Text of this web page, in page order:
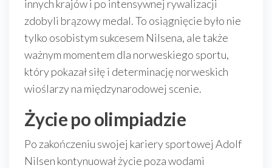
innych krajów i po intensywnej rywalizacji
zdobyli brązowy medal. To osiągnięcie było nie
tylko osobistym sukcesem Nilsena, ale także
ważnym momentem dla norweskiego sportu,
który pokazał siłę i determinację norweskich
wioślarzy na międzynarodowej scenie.
Życie po olimpiadzie
Po zakończeniu swojej kariery sportowej Adolf
Nilsen kontynuował życie poza wodami